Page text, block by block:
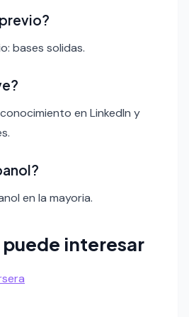
bases solidas.
en LinkedIn y
en la mayoria.
interesar